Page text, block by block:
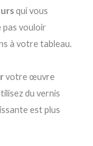
qui vous
pas vouloir
à votre tableau.
votre œuvre
du vernis
est plus